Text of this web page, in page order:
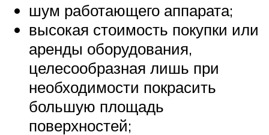
шум работающего аппарата;
высокая стоимость покупки или
аренды оборудования,
целесообразная лишь при
необходимости покрасить
большую площадь
поверхностей;